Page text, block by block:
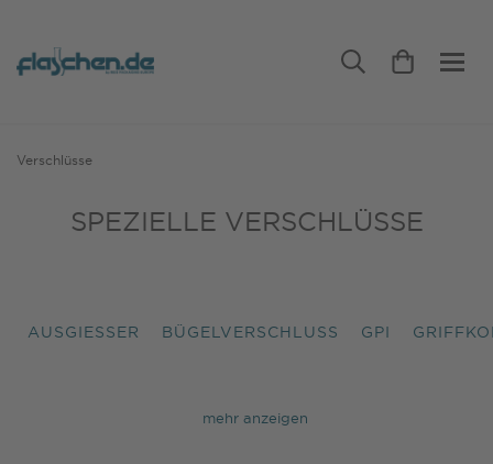
Verschlüsse
SPEZIELLE VERSCHLÜSSE
AUSGIESSER BÜGELVERSCHLUSS GPI